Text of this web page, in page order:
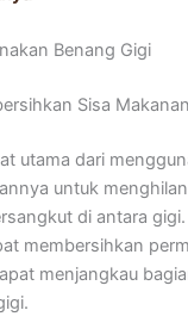
Benang Gigi
Sisa
utama dari
untuk
di antara
membersihkan
menjangkau